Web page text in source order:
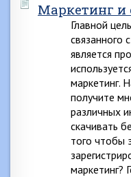
Маркетинг и
Главной
связанного
является
маркетинг.
получите
различных
скачивать
того чтобы
маркетинг?